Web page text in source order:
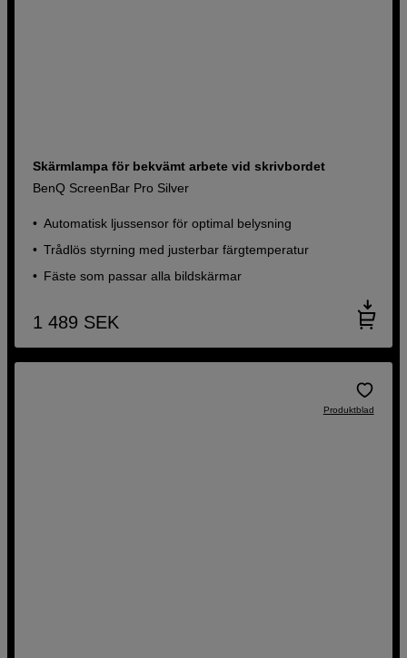
Skärmlampa för bekvämt arbete vid skrivbordet
BenQ ScreenBar Pro Silver
Automatisk ljussensor för optimal belysning
Trådlös styrning med justerbar färgtemperatur
Fäste som passar alla bildskärmar
1 489 SEK
Produktblad